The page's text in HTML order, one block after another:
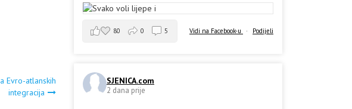
Evro-atlanskih
integracija
Vidi na Facebook-u · Podijeli
80 0 5
SJENICA.com
2 dana prije